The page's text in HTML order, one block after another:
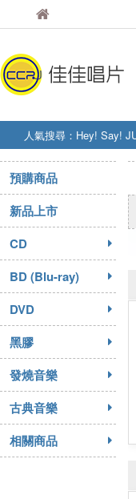
人氣搜尋： Hey! Say!
STRAY KIDS
盧廣仲
預購商品
新品上市
CD
BD (Blu-ray)
DVD
黑膠
發燒音樂
古典音樂
相關商品